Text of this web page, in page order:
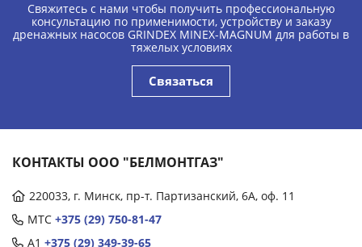
Свяжитесь с нами чтобы получить профессиональную
консультацию по применимости, устройству и заказу
дренажных насосов GRINDEX MINEX-MAGNUM для работы в
тяжелых условиях
Связаться
КОНТАКТЫ ООО "БЕЛМОНТГАЗ"
220033, г. Минск, пр-т. Партизанский, 6А, оф. 11
МТС +375 (29) 750-81-47
А1 +375 (29) 349-39-65